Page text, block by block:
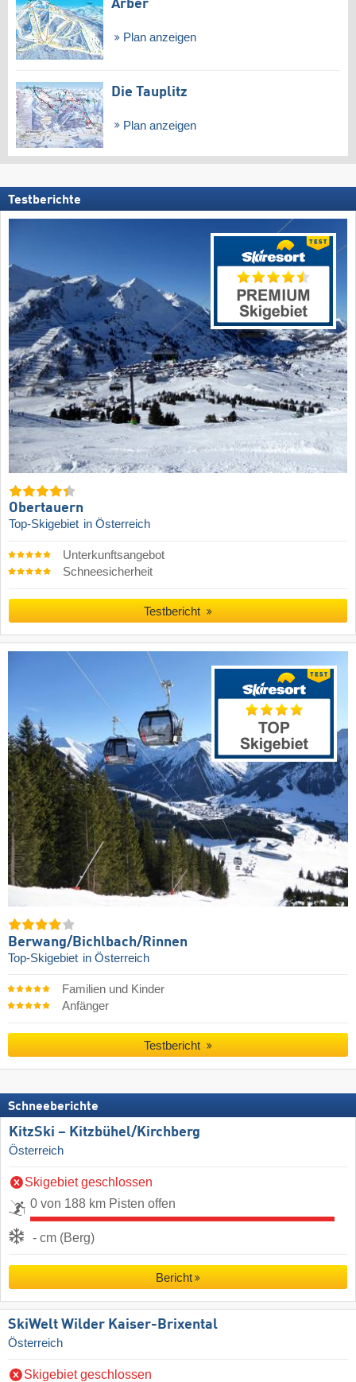
Arber
Plan anzeigen
Die Tauplitz
Plan anzeigen
Testberichte
Obertauern
Top-Skigebiet in Österreich
Unterkunftsangebot
Schneesicherheit
Testbericht
Berwang/​Bichlbach/​Rinnen
Top-Skigebiet in Österreich
Familien und Kinder
Anfänger
Testbericht
Schneeberichte
KitzSki – Kitzbühel/​Kirchberg
Österreich
Skigebiet geschlossen
0 von 188 km Pisten offen
- cm (Berg)
Bericht
SkiWelt Wilder Kaiser-Brixental
Österreich
Skigebiet geschlossen